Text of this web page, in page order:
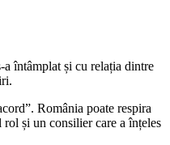
România poate respira
și un consilier care a înțeles